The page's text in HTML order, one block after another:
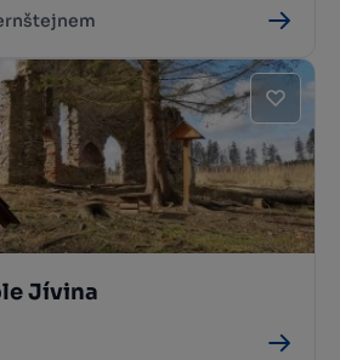
Jívina